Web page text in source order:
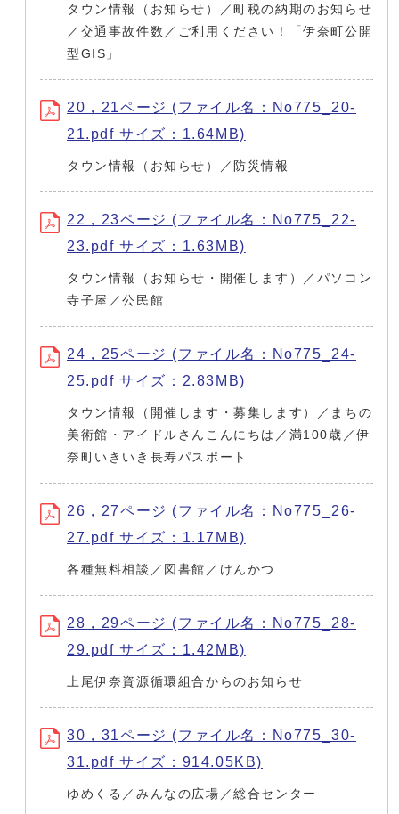
タウン情報（お知らせ）／町税の納期のお知らせ
／交通事故件数／ご利用ください！「伊奈町公開
型GIS」
20，21ページ (ファイル名：No775_20-
21.pdf サイズ：1.64MB)
タウン情報（お知らせ）／防災情報
22，23ページ (ファイル名：No775_22-
23.pdf サイズ：1.63MB)
タウン情報（お知らせ・開催します）／パソコン
寺子屋／公民館
24，25ページ (ファイル名：No775_24-
25.pdf サイズ：2.83MB)
タウン情報（開催します・募集します）／まちの
美術館・アイドルさんこんにちは／満100歳／伊
奈町いきいき長寿パスポート
26，27ページ (ファイル名：No775_26-
27.pdf サイズ：1.17MB)
各種無料相談／図書館／けんかつ
28，29ページ (ファイル名：No775_28-
29.pdf サイズ：1.42MB)
上尾伊奈資源循環組合からのお知らせ
30，31ページ (ファイル名：No775_30-
31.pdf サイズ：914.05KB)
ゆめくる／みんなの広場／総合センター